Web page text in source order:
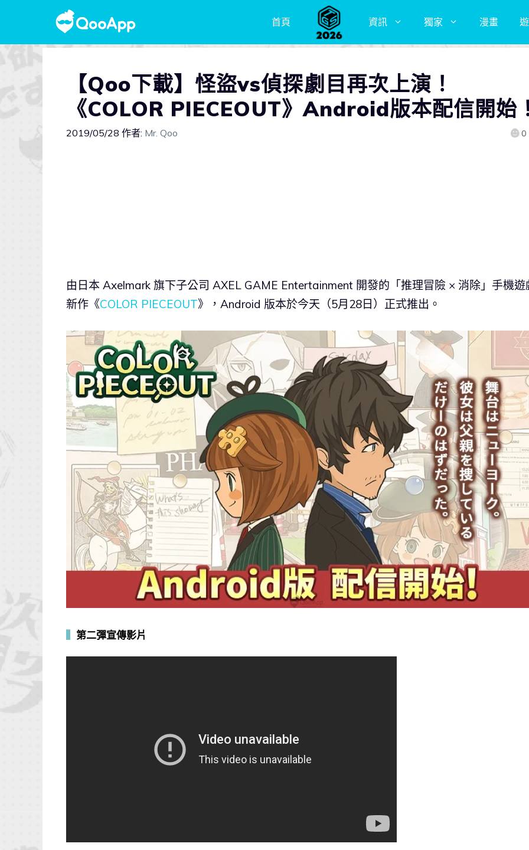
首頁 資訊 獨家 漫畫
【Qoo下載】怪盜vs偵探劇目再次上演！
《COLOR PIECEOUT》Android版本配信開始
2019/05/28 作者: Mr. Qoo 0
由日本 Axelmark 旗下子公司 AXEL GAME Entertainment 開發的「推理冒險 × 消除」手機遊
新作《COLOR PIECEOUT》，Android 版本於今天（5月28日）正式推出。
第二彈宣傳影片